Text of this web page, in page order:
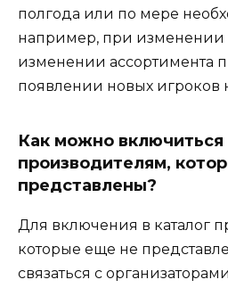
полгода или по мере
например, при изменении
изменении ассортимента
появлении новых игроков
Как можно включиться
производителям,
представлены?
Для включения в каталог
которые еще не
связаться с